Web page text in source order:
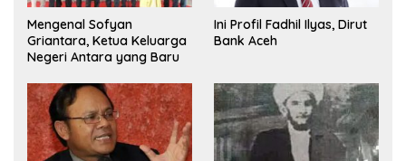
Mengenal Sofyan
Griantara, Ketua Keluarga
Negeri Antara yang Baru
Ini Profil Fadhil Ilyas, Dirut
Bank Aceh